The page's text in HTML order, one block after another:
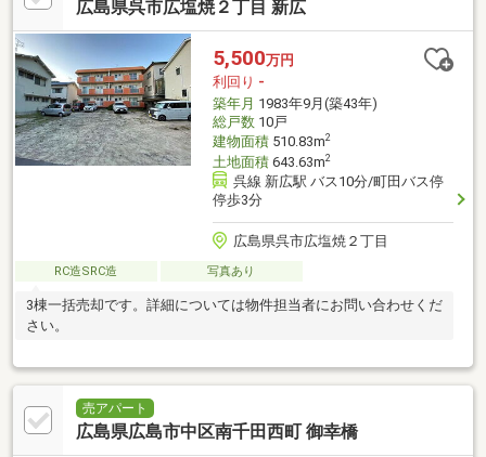
広島県呉市広塩焼２丁目 新広
5,500万円
利回り -
築年月 1983年9月(築43年)
総戸数10戸
建物面積510.83m2
土地面積643.63m2
呉線 新広駅 バス10分/町田バス停
停歩3分
広島県呉市広塩焼２丁目
RC造SRC造 写真あり
3棟一括売却です。詳細については物件担当者にお問い合わせくだ
さい。
売アパート
広島県広島市中区南千田西町 御幸橋